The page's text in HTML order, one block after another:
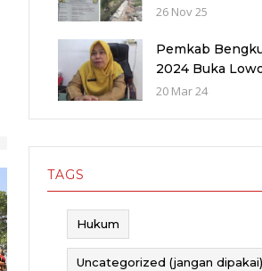
Proyek 56 Miliar
provinsi
(WBS)
26 Nov 25
Pemkab
2024 Buka
dan PPPK
20 Mar 24
TAGS
Hukum
Uncategorized (jangan dipakai)